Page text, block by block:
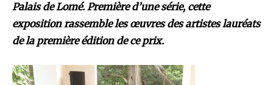
Palais de Lomé. Première d’une série, cette
exposition rassemble les œuvres des artistes lauréats
de la première édition de ce prix.